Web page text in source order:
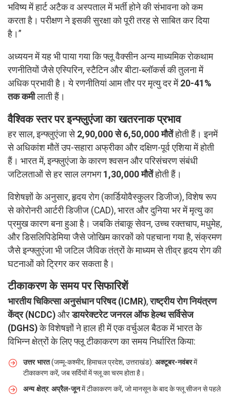
भविष्य में हार्ट अटैक व अस्पताल में भर्ती होने की संभावना को कम
करता है। परीक्षण ने इसकी सुरक्षा को पूरी तरह से साबित कर दिया
है।”
अध्ययन में यह भी पाया गया कि फ्लू वैक्सीन अन्य माध्यमिक रोकथाम
रणनीतियों जैसे एस्पिरिन, स्टैटिन और बीटा-ब्लॉकर्स की तुलना में
अधिक प्रभावी है। ये रणनीतियां आम तौर पर मृत्यु दर में 20-41%
तक कमीलाती हैं।
वैश्विक स्तर पर इन्फ्लुएंजा का खतरनाक प्रभाव
हर साल, इन्फ्लुएंजा से 2,90,000 से 6,50,000 मौतेंहोती हैं। इनमें
से अधिकांश मौतें उप-सहारा अफ्रीका और दक्षिण-पूर्व एशिया में होती
हैं। भारत में, इन्फ्लुएंजा के कारण श्वसन और परिसंचरण संबंधी
जटिलताओं से हर साल लगभग 1,30,000 मौतेंहोती हैं।
विशेषज्ञों के अनुसार, हृदय रोग (कार्डियोवैस्कुलर डिजीज), विशेष रूप
से कोरोनरी आर्टरी डिजीज (CAD), भारत और दुनिया भर में मृत्यु का
प्रमुख कारण बना हुआ है। जबकि तंबाकू सेवन, उच्च रक्तचाप, मधुमेह,
और डिसलिपिडेमिया जैसे जोखिम कारकों को पहचाना गया है, संक्रमण
जैसे इन्फ्लुएंजा भी जटिल जैविक तंत्रों के माध्यम से तीव्र हृदय रोग की
घटनाओं को ट्रिगर कर सकता है।
टीकाकरण के समय पर सिफारिशें
भारतीय चिकित्सा अनुसंधान परिषद (ICMR),राष्ट्रीय रोग नियंत्रण
केंद्र (NCDC) औरडायरेक्टरेट जनरल ऑफ हेल्थ सर्विसेज
(DGHS)के विशेषज्ञों ने हाल ही में एक वर्चुअल बैठक में भारत के
विभिन्न क्षेत्रों के लिए फ्लू टीकाकरण का समय निर्धारित किया:
उत्तर भारत(जम्मू-कश्मीर, हिमाचल प्रदेश, उत्तराखंड): अक्टूबर-नवंबरमें
टीकाकरण करें, जब सर्दियों में फ्लू का चरम होता है।
अन्य क्षेत्र: अप्रैल-जूनमें टीकाकरण करें, जो मानसून के बाद के फ्लू सीजन से पहले